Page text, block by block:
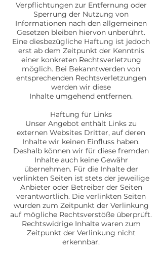
Verpflichtungen zur Entfernung oder
Sperrung der Nutzung von
Informationen nach den allgemeinen
Gesetzen bleiben hiervon unberührt.
Eine diesbezügliche Haftung ist jedoch
erst ab dem Zeitpunkt der Kenntnis
einer konkreten Rechtsverletzung
möglich. Bei Bekanntwerden von
entsprechenden Rechtsverletzungen
werden wir diese
Inhalte umgehend entfernen.
Haftung für Links
Unser Angebot enthält Links zu
externen Websites Dritter, auf deren
Inhalte wir keinen Einfluss haben.
Deshalb können wir für diese fremden
Inhalte auch keine Gewähr
übernehmen. Für die Inhalte der
verlinkten Seiten ist stets der jeweilige
Anbieter oder Betreiber der Seiten
verantwortlich. Die verlinkten Seiten
wurden zum Zeitpunkt der Verlinkung
auf mögliche Rechtsverstöße überprüft.
Rechtswidrige Inhalte waren zum
Zeitpunkt der Verlinkung nicht
erkennbar.